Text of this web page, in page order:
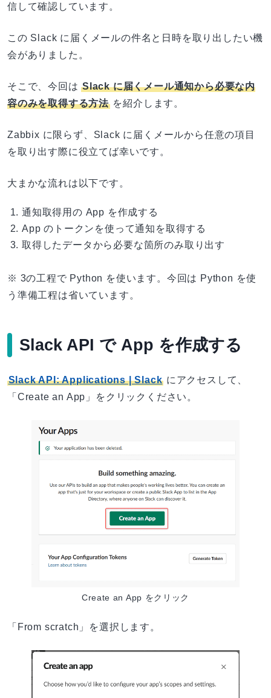
信して確認しています。
この Slack に届くメールの件名と日時を取り出したい機
会がありました。
そこで、今回はSlack に届くメール通知から必要な内
容のみを取得する方法を紹介します。
Zabbix に限らず、Slack に届くメールから任意の項目
を取り出す際に役立てば幸いです。
大まかな流れは以下です。
通知取得用の App を作成する
App のトークンを使って通知を取得する
取得したデータから必要な箇所のみ取り出す
※ 3の工程で Python を使います。今回は Python を使
う準備工程は省いています。
Slack API で App を作成する
Slack API: Applications | Slack にアクセスして、
「Create an App」をクリックください。
Create an App をクリック
「From scratch」を選択します。